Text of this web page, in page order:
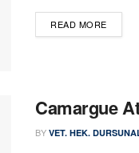
READ MOREDETAILS
Camargue
BY VET. HEK.